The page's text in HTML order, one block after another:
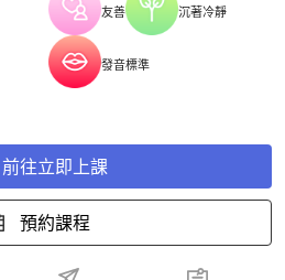
友善 沉著冷靜
發音標準
前往立即上課
預約課程